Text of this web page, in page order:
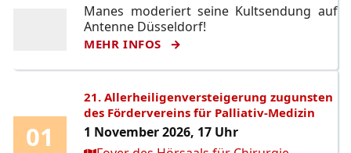
Manes moderiert seine Kultsendung auf
Antenne Düsseldorf!
MEHR INFOS
01
01
21. Allerheiligenversteigerung zugunsten
des Fördervereins für Palliativ-Medizin
1 November 2026, 17 Uhr